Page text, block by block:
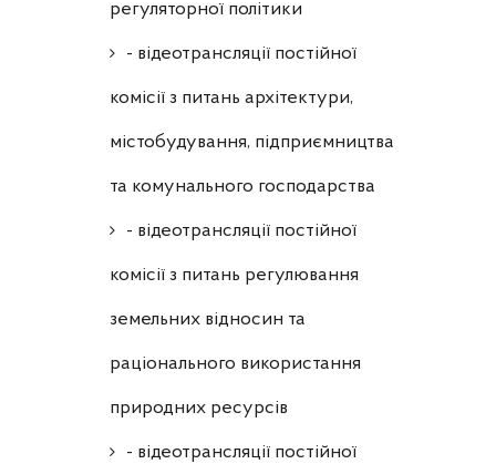
регуляторної політики
- відеотрансляції постійної
комісії з питань архітектури,
містобудування, підприємництва
та комунального господарства
- відеотрансляції постійної
комісії з питань регулювання
земельних відносин та
раціонального використання
природних ресурсів
- відеотрансляції постійної